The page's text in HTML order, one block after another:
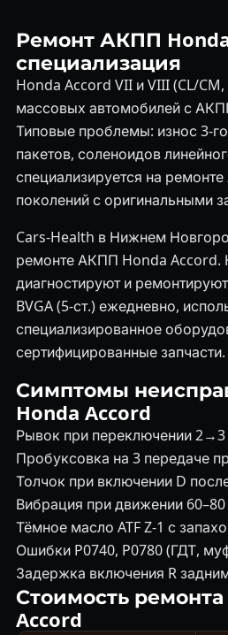
Ремонт АКПП
специализация
Honda Accord VII и VIII (CL/
массовых автомобилей с
Типовые проблемы: износ 3-
пакетов, соленоидов
специализируется на
поколений с оригинальными
Cars-Health в Нижнем
ремонте АКПП Honda Accord.
диагностируют и
BVGA (5-ст.) ежедневно,
специализированное
сертифицированные запчасти.
Симптомы
Honda Accord
Рывок при переключении 2→3
Пробуксовка на 3 передаче
Толчок при включении D
Вибрация при движении
Тёмное масло ATF Z-1 с
Ошибки P0740, P0780 (ГДТ,
Задержка включения R
Стоимость
Accord